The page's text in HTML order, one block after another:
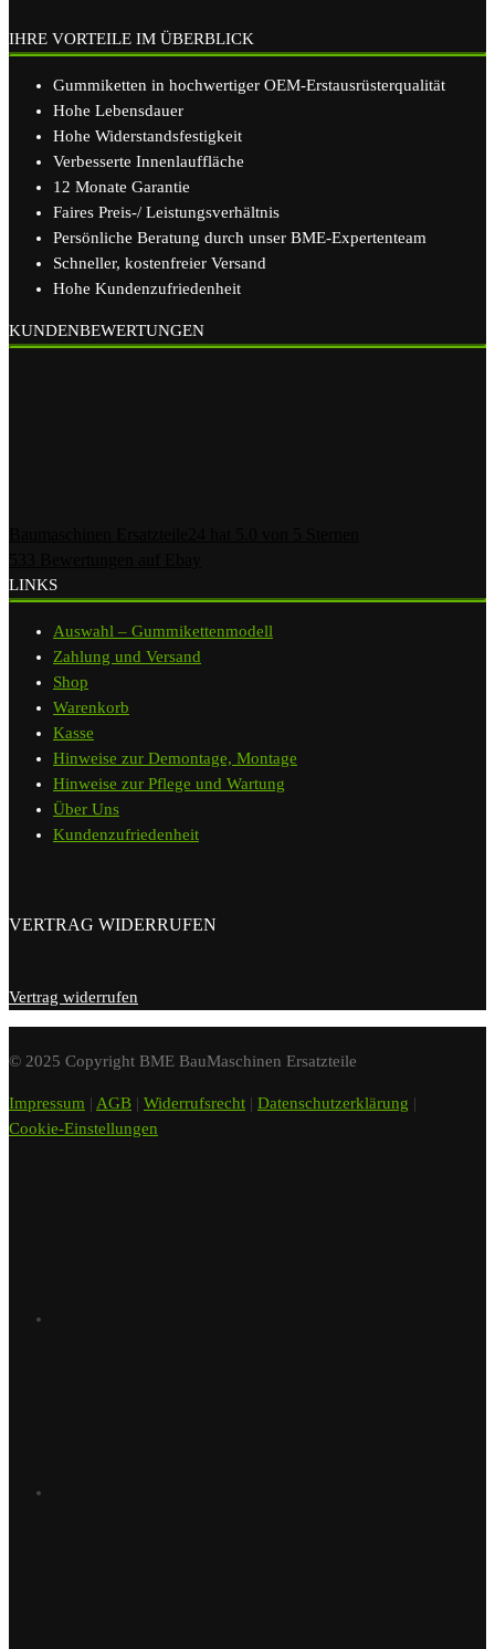
IHRE VORTEILE IM ÜBERBLICK
Gummiketten in hochwertiger OEM-Erstausrüsterqualität
Hohe Lebensdauer
Hohe Widerstandsfestigkeit
Verbesserte Innenlauffläche
12 Monate Garantie
Faires Preis-/ Leistungsverhältnis
Persönliche Beratung durch unser BME-Expertenteam
Schneller, kostenfreier Versand
Hohe Kundenzufriedenheit
KUNDENBEWERTUNGEN
LINKS
Auswahl – Gummikettenmodell
Zahlung und Versand
Shop
Warenkorb
Kasse
Hinweise zur Demontage, Montage
Hinweise zur Pflege und Wartung
Über Uns
Kundenzufriedenheit
VERTRAG WIDERRUFEN
Vertrag widerrufen
© 2025 Copyright BME BauMaschinen Ersatzteile
Impressum | AGB | Widerrufsrecht | Datenschutzerklärung |
Cookie-Einstellungen